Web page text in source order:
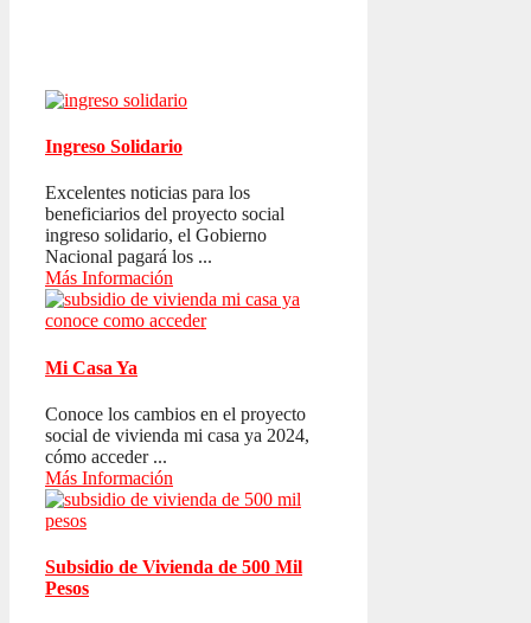
Ingreso Solidario
Excelentes noticias para los
beneficiarios del proyecto social
ingreso solidario, el Gobierno
Nacional pagará los ...
Más Información
Mi Casa Ya
Conoce los cambios en el proyecto
social de vivienda mi casa ya 2024,
cómo acceder ...
Más Información
Subsidio de Vivienda de 500 Mil
Pesos